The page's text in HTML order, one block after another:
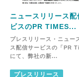
ニュースリリース配
ビスのPR TIMES...
プレスリリース・ニュー
ス配信サービスの「PR
にて、弊社の新...
プレスリリース